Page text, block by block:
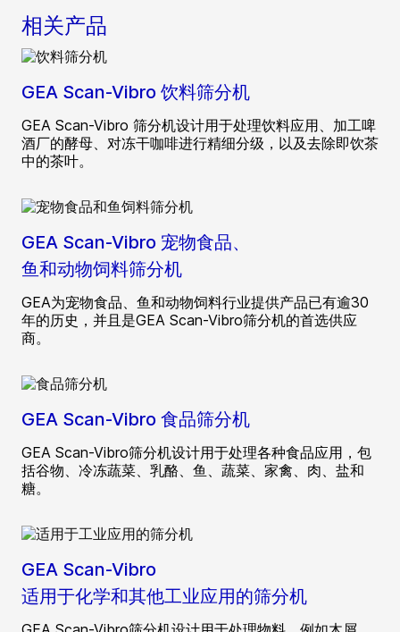
相关产品
GEA Scan-Vibro 饮料筛分机
GEA Scan-Vibro 筛分机设计用于处理饮料应用、加工啤
酒厂的酵母、对冻干咖啡进行精细分级，以及去除即饮茶
中的茶叶。
GEA Scan-Vibro 宠物食品、
鱼和动物饲料筛分机
GEA为宠物食品、鱼和动物饲料行业提供产品已有逾30
年的历史，并且是GEA Scan-Vibro筛分机的首选供应
商。
GEA Scan-Vibro 食品筛分机
GEA Scan-Vibro筛分机设计用于处理各种食品应用，包
括谷物、冷冻蔬菜、乳酪、鱼、蔬菜、家禽、肉、盐和
糖。
GEA Scan-Vibro
适用于化学和其他工业应用的筛分机